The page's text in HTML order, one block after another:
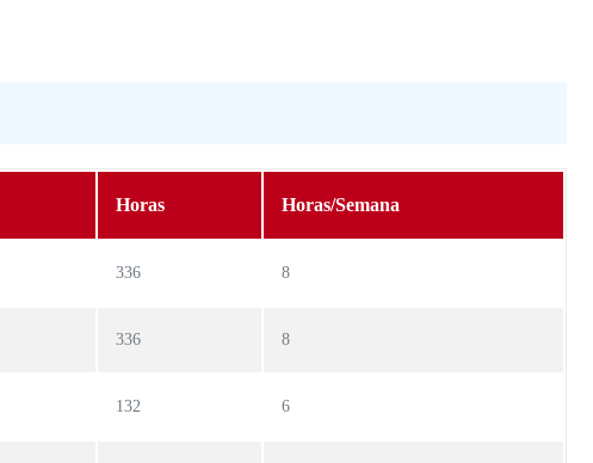
Horas Horas/Semana
336 8
336 8
132 6